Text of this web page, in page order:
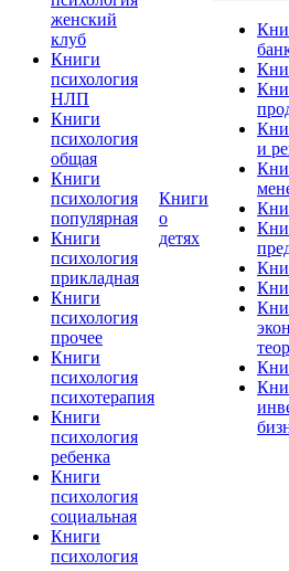
женский
клуб
Книги
психология
НЛП
Книги
психология
общая
Книги
психология
популярная
Книги
психология
прикладная
Книги
психология
прочее
Книги
психология
психотерапия
Книги
психология
ребенка
Книги
психология
социальная
Книги
психология
Книги
о
детях
и